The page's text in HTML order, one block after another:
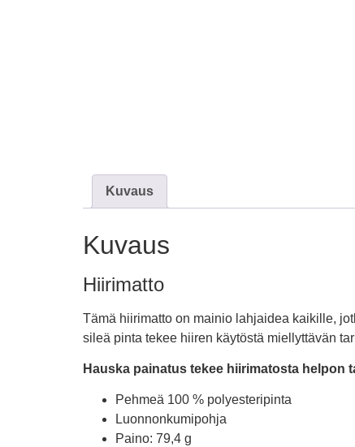
Kuvaus
Kuvaus
Hiirimatto
Tämä hiirimatto on mainio lahjaidea kaikille,
sileä pinta tekee hiiren käytöstä miellyttävän
Hauska painatus tekee hiirimatosta
Pehmeä 100 % polyesteripinta
Luonnonkumipohja
Paino: 79,4 g